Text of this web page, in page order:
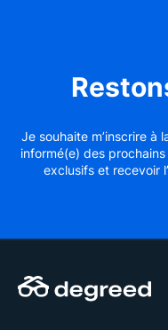
Je souhaite m’inscrire à
informé(e) des
exclusifs et recevoir